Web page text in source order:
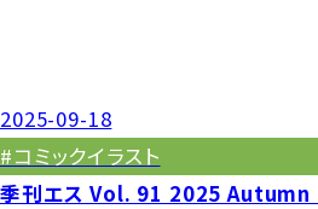
2025-09-18
#コミックイラスト
季刊エス Vol. 91 2025 Autumn